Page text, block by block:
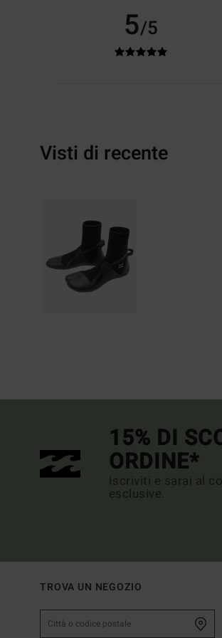
5/5
Visti di recente
15% DI
ORDINE*
Iscriviti e sarai al
esclusive.
TROVA UN NEGOZIO